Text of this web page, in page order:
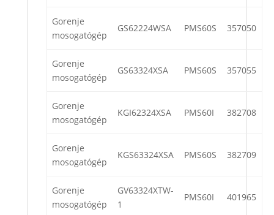
Gorenje
mosogatógép
GS62224WSA PMS60S 357050
Gorenje
mosogatógép
GS63324XSA PMS60S 357055
Gorenje
mosogatógép
KGI62324XSA PMS60I 382708
Gorenje
mosogatógép
KGS63324XSA PMS60S 382709
Gorenje
mosogatógép
GV63324XTW-
1
PMS60I 401965